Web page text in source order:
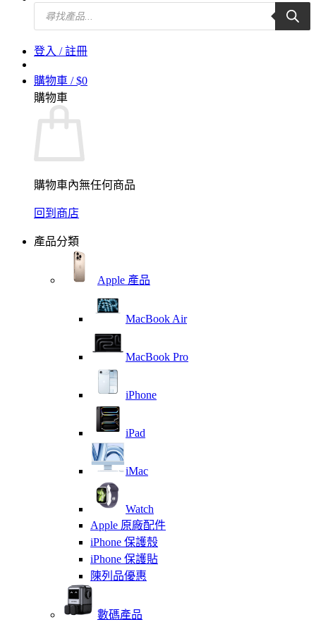
Products
search
登入 / 註冊
購物車 /$0
購物車
購物車內無任何商品
回到商店
產品分類
Apple 產品
MacBook Air
MacBook Pro
iPhone
iPad
iMac
Watch
Apple 原廠配件
iPhone 保護殼
iPhone 保護貼
陳列品優惠
數碼產品